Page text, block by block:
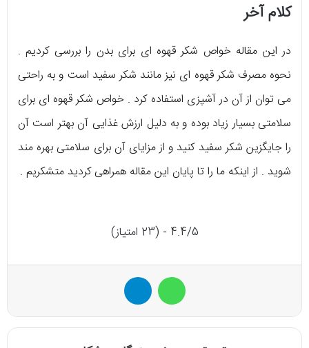
کلام آخر
در این مقاله خواص شکر قهوه ای برای بدن را بررسی کردیم .
نحوه مصرف شکر قهوه ای نیز مانند شکر سفید است و به راحتی
می توان از آن در آشپزی استفاده کرد . خواص شکر قهوه ای برای
سلامتی بسیار زیاد بوده و به دلیل ارزش غذایی آن بهتر است آن
را جایگزین شکر سفید کنید و از مزایای آن برای سلامتی بهره مند
شوید . از اینکه ما را تا پایان این مقاله همراهی کردید متشکریم .
4.4/5 - (23 امتیاز)
واتس آپ